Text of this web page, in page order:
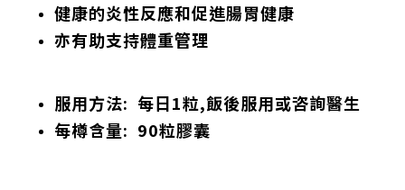
健康的炎性反應和促進腸胃健康
亦有助支持體重管理
服用方法: 每日1粒,飯後服用或咨詢醫生
每樽含量: 90粒膠囊